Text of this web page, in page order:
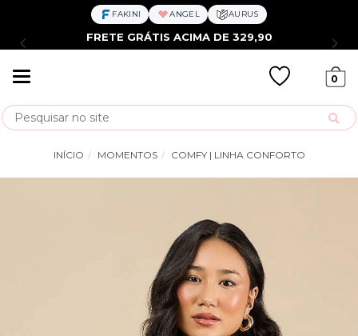
FAKINI ANGEL AURUS
FRETE GRÁTIS ACIMA DE 329,90
0
Busca
INÍCIO MOMENTOS COMFY | LINHA CONFORTO